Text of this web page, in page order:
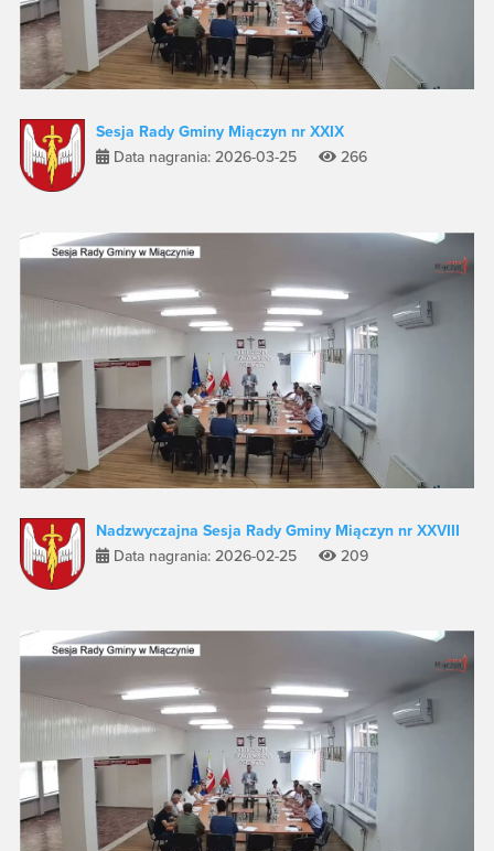
Sesja Rady Gminy Miączyn nr XXIX
Data nagrania: 2026-03-25
266
Nadzwyczajna Sesja Rady Gminy Miączyn nr XXVIII
Data nagrania: 2026-02-25
209